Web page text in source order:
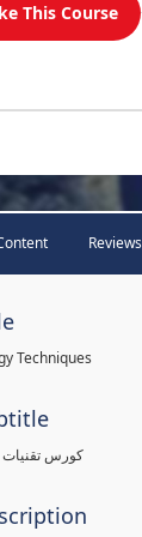
This Course
Reviews
Techniques
كورس تقنيات